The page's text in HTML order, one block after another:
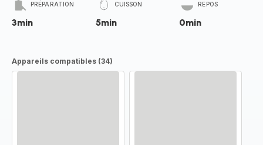
PRÉPARATION
3min
CUISSON
5min
REPOS
0min
Appareils compatibles (34)